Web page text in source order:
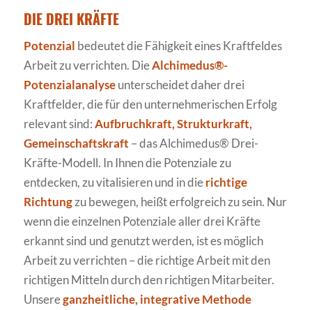
DIE DREI KRÄFTE
Potenzial bedeutet die Fähigkeit eines Kraftfeldes
Arbeit zu verrichten. DieAlchimedus®-
Potenzialanalyseunterscheidet daher drei
Kraftfelder, die für den unternehmerischen Erfolg
relevant sind:Aufbruchkraft, Strukturkraft,
Gemeinschaftskraft – das Alchimedus® Drei-
Kräfte-Modell. In Ihnen die Potenziale zu
entdecken, zu vitalisieren und in dierichtige
Richtungzu bewegen, heißt erfolgreich zu sein. Nur
wenn die einzelnen Potenziale aller drei Kräfte
erkannt sind und genutzt werden, ist es möglich
Arbeit zu verrichten – die richtige Arbeit mit den
richtigen Mitteln durch den richtigen Mitarbeiter.
Unsereganzheitliche, integrative Methode